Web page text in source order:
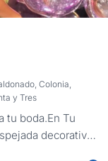
Colonia,
y Tres
tu boda.En Tu
decorativa